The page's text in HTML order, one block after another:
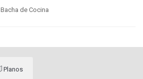
Bacha de Cocina
Planos